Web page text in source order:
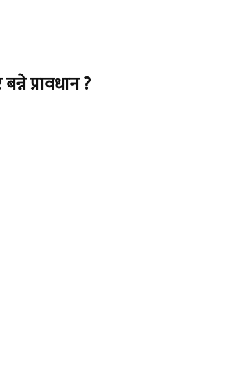
प्रावधान ?